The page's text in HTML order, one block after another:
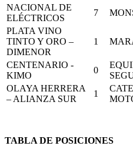
NACIONAL DE
ELÉCTRICOS
7
PLATA VINO
TINTO Y ORO –
DIMENOR
1
CENTENARIO -
KIMO
0
OLAYA HERRERA
– ALIANZA SUR
1
TABLA DE POSICIONES